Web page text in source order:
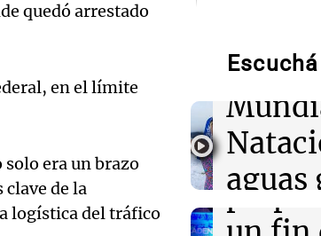
quedó arrestado
en el límite
solo era un brazo
de la
logística del tráfico
números
6 de agosto.
Kapanga
Rosario: "Las
envejecieron
Amamos
aguas
frente
Audio.